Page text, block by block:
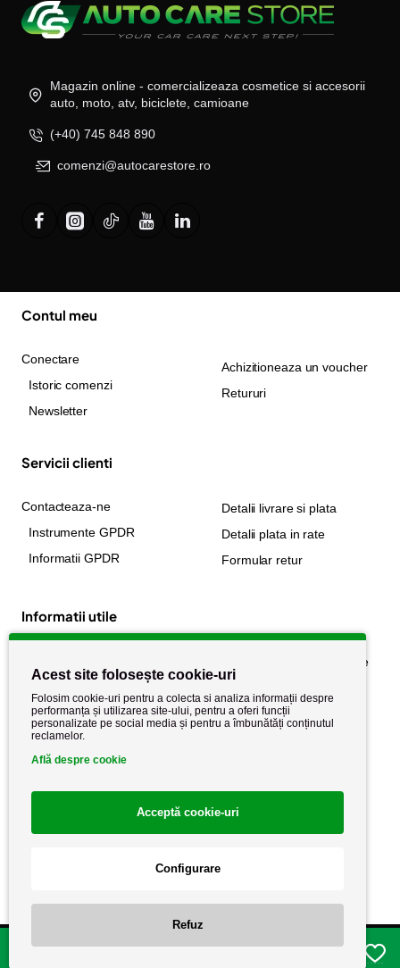
Magazin online - comercializeaza cosmetice si accesorii
auto, moto, atv, biciclete, camioane
(+40) 745 848 890
comenzi@autocarestore.ro
Contul meu
Conectare
Istoric comenzi
Newsletter
Achizitioneaza un voucher
Retururi
Servicii clienti
Contacteaza-ne
Instrumente GPDR
Informatii GPDR
Detalii livrare si plata
Detalii plata in rate
Formular retur
Informatii utile
Politica de cookie
Politica de confidențialitate
Termeni si conditii
Acest site folosește cookie-uri
Folosim cookie-uri pentru a colecta si analiza informații despre
performanța și utilizarea site-ului, pentru a oferi funcții
personalizate pe social media și pentru a îmbunătăți conținutul
reclamelor.
Află despre cookie
Acceptă cookie-uri
Configurare
Refuz